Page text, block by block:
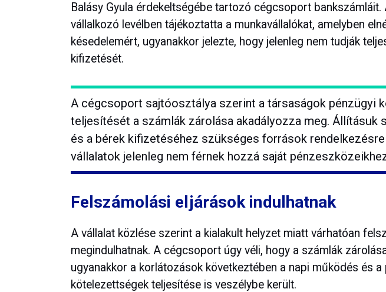
Balásy Gyula érdekeltségébe tartozó cégcsoport bankszámláit.
vállalkozó levélben tájékoztatta a munkavállalókat, amelyben
késedelemért, ugyanakkor jelezte, hogy jelenleg nem tudják
kifizetését.
A cégcsoport sajtóosztálya szerint a társaságok pénzügyi
teljesítését a számlák zárolása akadályozza meg. Állításuk
és a bérek kifizetéséhez szükséges források rendelkezésre
vállalatok jelenleg nem férnek hozzá saját
Felszámolási eljárások indulhatnak
A vállalat közlése szerint a kialakult helyzet miatt várhatóan
megindulhatnak. A cégcsoport úgy véli, hogy a számlák
ugyanakkor a korlátozások következtében a napi működés és a
kötelezettségek teljesítése is veszélybe került.